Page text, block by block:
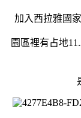
加入西拉雅國
園區裡有占地